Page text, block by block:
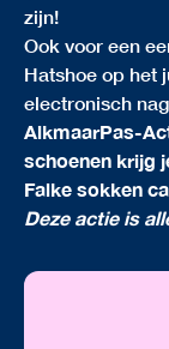
zijn!
Ook voor een
Hatshoe op het
electronisch
AlkmaarPas-
schoenen krijg
Falke sokken
Deze actie is